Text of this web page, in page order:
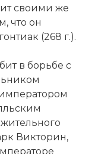
своими же
что он
(268 г.).
в борьбе с
Викторин,
III